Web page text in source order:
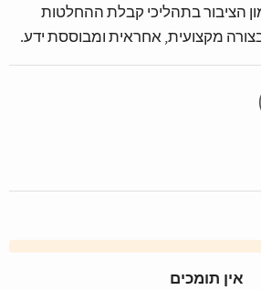
הציבור בתהליכי קבלת ההחלטות
מקצועית, אחראית ומבוססת ידע.
אין תומכים